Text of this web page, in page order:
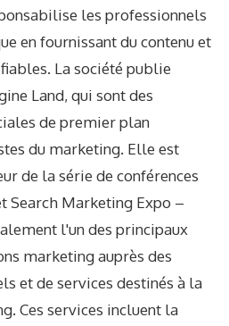
les professionnels
en fournissant du contenu et
La société publie
Land, qui sont des
de premier plan
du marketing. Elle est
de la série de conférences
Search Marketing Expo –
l'un des principaux
marketing auprès des
et de services destinés à la
Ces services incluent la